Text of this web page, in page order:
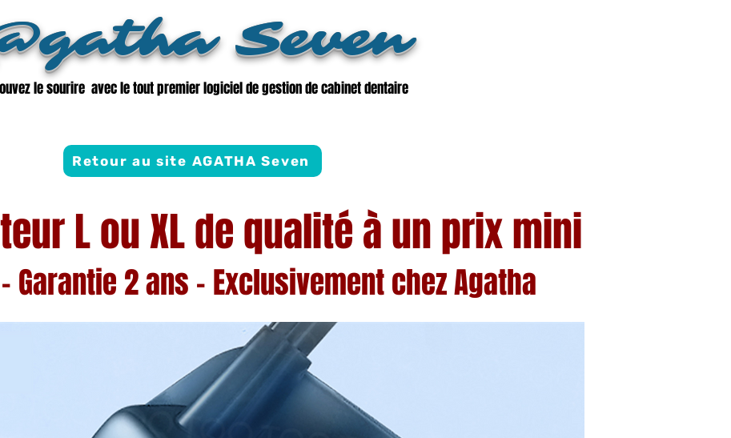
Seven
le sourire avec le tout premier logiciel de gestion de cabinet dentaire
Retour au site AGATHA Seven
L ou XL de qualité à un prix mini
Garantie 2 ans - Exclusivement chezAgatha